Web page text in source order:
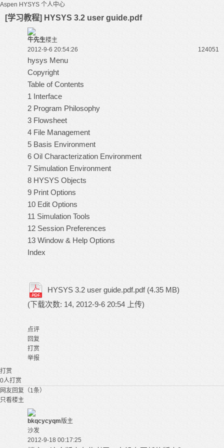
Aspen HYSYS 个人中心
[学习教程] HYSYS 3.2 user guide.pdf
牛先生楼主
2012-9-6 20:54:26
124051
hysys Menu
Copyright
Table of Contents
1 Interface
2 Program Philosophy
3 Flowsheet
4 File Management
5 Basis Environment
6 Oil Characterization Environment
7 Simulation Environment
8 HYSYS Objects
9 Print Options
10 Edit Options
11 Simulation Tools
12 Session Preferences
13 Window & Help Options
Index
HYSYS 3.2 user guide.pdf.pdf (4.35 MB)
(下载次数: 14, 2012-9-6 20:54 上传)
点评
回复
打赏
举报
打赏
0人打赏
网友回复（1条）
只看楼主
bkqcycyqm版主
沙发
2012-9-18 00:17:25